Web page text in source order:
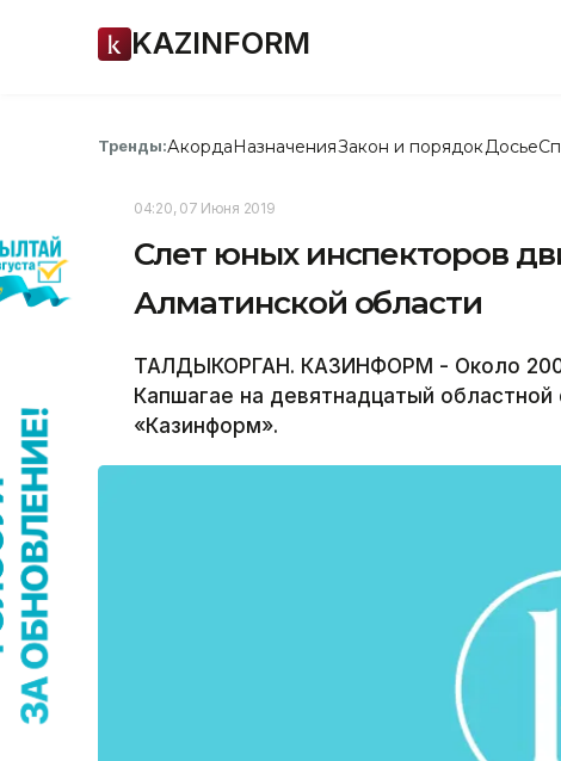
KAZINFORM
Тренды:АкордаНазначенияЗакон и порядок Досье
04:20, 07 Июня 2019
Слет юных инспекторов
Алматинской области
ТАЛДЫКОРГАН. КАЗИНФОРМ - Около 200
Капшагае на девятнадцатый
«Казинформ».